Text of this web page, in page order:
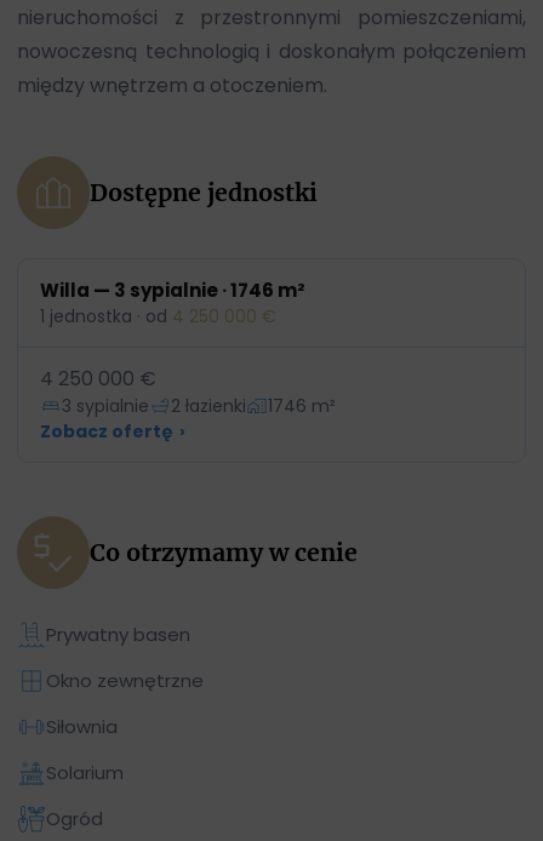
nieruchomości z przestronnymi pomieszczeniami,
nowoczesną technologią i doskonałym połączeniem
między wnętrzem a otoczeniem.
Dostępne jednostki
Willa — 3 sypialnie · 1746 m²
1 jednostka · od 4 250 000 €
4 250 000 €
3 sypialnie 2 łazienki
1746 m²
Zobacz ofertę ›
Co otrzymamy w cenie
Prywatny basen
Okno zewnętrzne
Siłownia
Solarium
Ogród